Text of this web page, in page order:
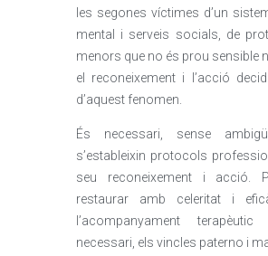
les segones víctimes d’un
mental i serveis socials, de
menors que no és prou sensible
el reconeixement i l’acció
d’aquest fenomen.
És necessari, sense
s’estableixin protocols
seu reconeixement i acció.
restaurar amb celeritat i
l’acompanyament
necessari, els vincles paterno i